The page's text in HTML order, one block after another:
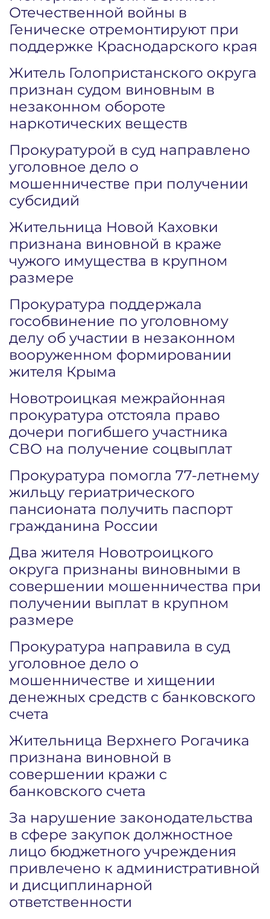
Отечественной войны в
Геническе отремонтируют при
поддержке Краснодарского края
Житель Голопристанского округа
признан судом виновным в
незаконном обороте
наркотических веществ
Прокуратурой в суд направлено
уголовное дело о
мошенничестве при получении
субсидий
Жительница Новой Каховки
признана виновной в краже
чужого имущества в крупном
размере
Прокуратура поддержала
гособвинение по уголовному
делу об участии в незаконном
вооруженном формировании
жителя Крыма
Новотроицкая межрайонная
прокуратура отстояла право
дочери погибшего участника
СВО на получение соцвыплат
Прокуратура помогла 77-летнему
жильцу гериатрического
пансионата получить паспорт
гражданина России
Два жителя Новотроицкого
округа признаны виновными в
совершении мошенничества при
получении выплат в крупном
размере
Прокуратура направила в суд
уголовное дело о
мошенничестве и хищении
денежных средств с банковского
счета
Жительница Верхнего Рогачика
признана виновной в
совершении кражи с
банковского счета
За нарушение законодательства
в сфере закупок должностное
лицо бюджетного учреждения
привлечено к административной
и дисциплинарной
ответственности